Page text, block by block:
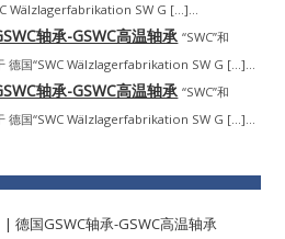
Wälzlagerfabrikation SW G […]...
轴承-GSWC高温轴承 “SWC”和
德国“SWC Wälzlagerfabrikation SW G […]...
轴承-GSWC高温轴承 “SWC”和
德国“SWC Wälzlagerfabrikation SW G […]...
| 德国GSWC轴承-GSWC高温轴承